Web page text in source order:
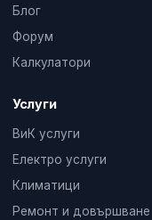
Блог
Форум
Калкулатори
Услуги
ВиК услуги
Електро услуги
Климатици
Ремонт и довършване